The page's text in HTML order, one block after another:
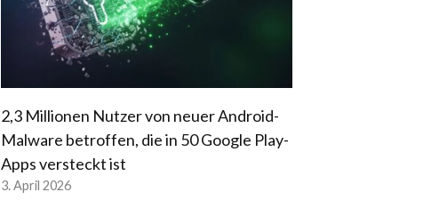
2,3 Millionen Nutzer von neuer Android-
Malware betroffen, die in 50 Google Play-
Apps versteckt ist
3. April 2026